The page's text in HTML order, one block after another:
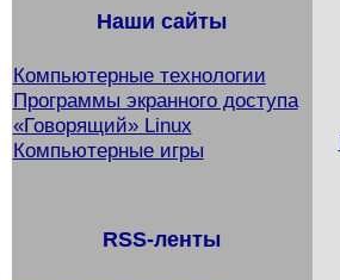
Наши сайты
Компьютерные технологии
Программы экранного доступа
«Говорящий» Linux
Компьютерные игры
RSS-ленты